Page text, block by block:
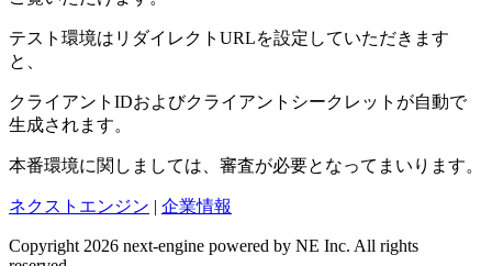
テスト環境はリダイレクトURLを設定していただきます
と、
クライアントIDおよびクライアントシークレットが自動で
生成されます。
本番環境に関しましては、審査が必要となってまいります。
ネクストエンジン | 企業情報
Copyright 2026 next-engine powered by NE Inc. All rights